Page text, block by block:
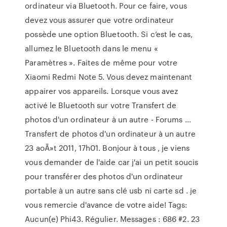
ordinateur via Bluetooth. Pour ce faire, vous
devez vous assurer que votre ordinateur
possède une option Bluetooth. Si c’est le cas,
allumez le Bluetooth dans le menu «
Paramètres ». Faites de même pour votre
Xiaomi Redmi Note 5. Vous devez maintenant
appairer vos appareils. Lorsque vous avez
activé le Bluetooth sur votre Transfert de
photos d'un ordinateur à un autre - Forums ...
Transfert de photos d'un ordinateur à un autre
23 aoÃ»t 2011, 17h01. Bonjour à tous , je viens
vous demander de l'aide car j'ai un petit soucis
pour transférer des photos d'un ordinateur
portable à un autre sans clé usb ni carte sd . je
vous remercie d'avance de votre aide! Tags:
Aucun(e) Phi43. Régulier. Messages : 686 #2. 23